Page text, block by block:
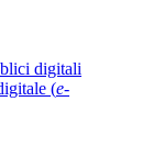
digitali
(e-